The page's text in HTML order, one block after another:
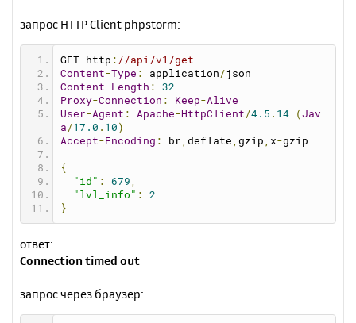
запрос HTTP Client phpstorm:
GET http : //api/v1/get
Content-Type : application /json
Content-Length :
32
Proxy-Connection : Keep-Alive
User-Agent : Apache-HttpClient /4.5 . 14 (Jav
a /17.0 . 10 )
Accept-Encoding : br , deflate , gzip , x-gzip
{
"id" : 679 ,
"lvl_info" :
2
}
ответ:
Connection timed out
запрос через браузер: